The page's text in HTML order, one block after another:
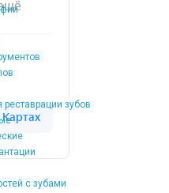
реставрации зубов
с зубами